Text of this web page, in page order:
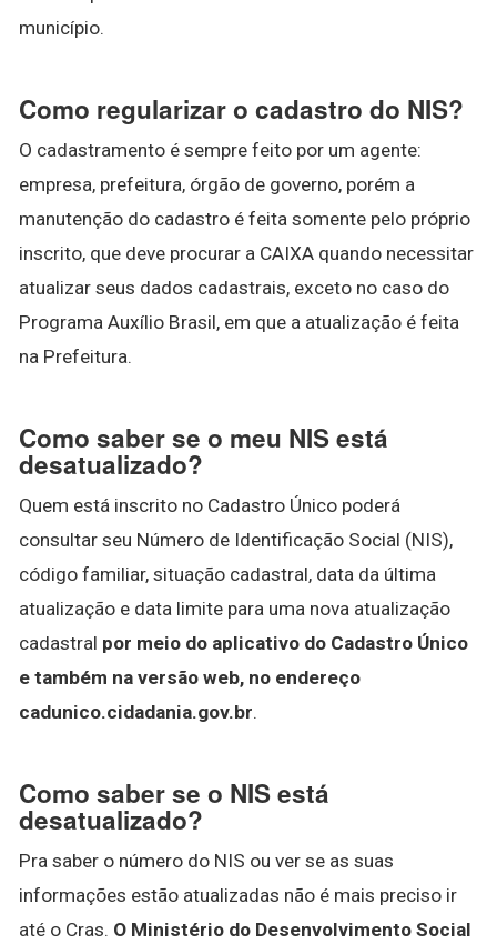
município.
Como regularizar o cadastro do NIS?
O cadastramento é sempre feito por um agente:
empresa, prefeitura, órgão de governo, porém a
manutenção do cadastro é feita somente pelo próprio
inscrito, que deve procurar a CAIXA quando necessitar
atualizar seus dados cadastrais, exceto no caso do
Programa Auxílio Brasil, em que a atualização é feita
na Prefeitura.
Como saber se o meu NIS está
desatualizado?
Quem está inscrito no Cadastro Único poderá
consultar seu Número de Identificação Social (NIS),
código familiar, situação cadastral, data da última
atualização e data limite para uma nova atualização
cadastral por meio do aplicativo do Cadastro Único
e também na versão web, no endereço
cadunico.cidadania.gov.br.
Como saber se o NIS está
desatualizado?
Pra saber o número do NIS ou ver se as suas
informações estão atualizadas não é mais preciso ir
até o Cras. O Ministério do Desenvolvimento Social